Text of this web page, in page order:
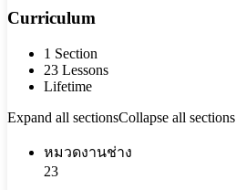
Curriculum
1 Section
23 Lessons
Lifetime
Expand all sectionsCollapse all sections
หมวดงานช่าง
23